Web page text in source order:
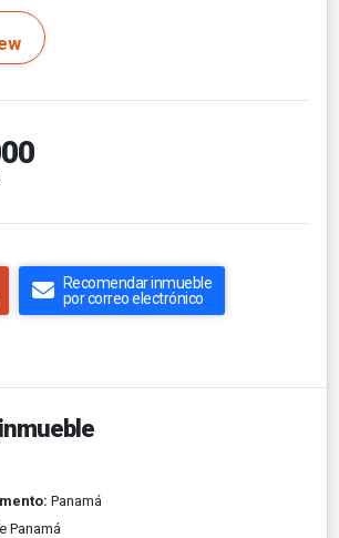
Recomendar inmueble
por correo electrónico
Panamá
Panamá